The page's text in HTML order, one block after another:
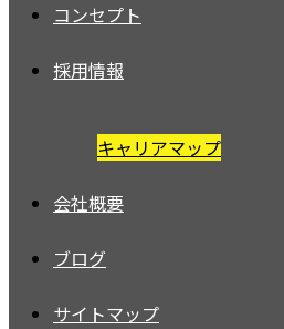
コンセプト
採用情報
キャリアマップ
会社概要
ブログ
サイトマップ